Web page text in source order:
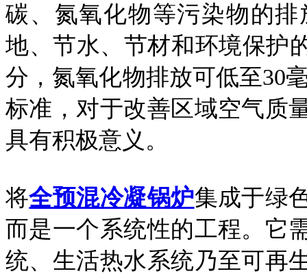
碳、氮氧化物等污染物的
地、节水、节材和环境保护
分，氮氧化物排放可低至30
标准，对于改善区域空气质
具有积极意义。
将全预混冷凝锅炉集成于绿
而是一个系统性的工程。它
统、生活热水系统乃至可再